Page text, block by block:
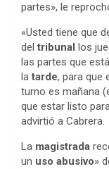
partes», le
«Usted tiene que
deltribunal los
las partes que
latarde, para que
turno es mañana
que estar listo
advirtió a Cabrera.
La magistrada
un uso abusivo»